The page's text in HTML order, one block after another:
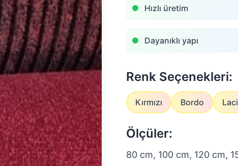
Hızlı üretim
Dayanıklı yapı
Renk Seçenekleri:
Kırmızı Bordo
Ölçüler:
80 cm, 100 cm, 120 cm,